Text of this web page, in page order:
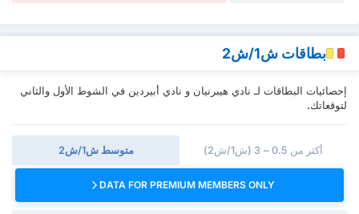
بطاقات ش1/ش2
إحصائيات البطاقات لـ نادي هيبرنيان و نادي أبيردين في الشوط الأول والثاني
لتوقعاتك.
متوسط ش1/ش2 أكثر من 0.5 ~ 3 (ش1/ش2)
DATA FOR PREMIUM MEMBERS ONLY